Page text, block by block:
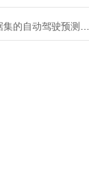
驾驶预测模型挑战赛